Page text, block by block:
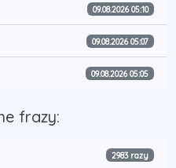
09.08.2026 05:10
09.08.2026 05:07
09.08.2026 05:05
frazy:
2983 razy